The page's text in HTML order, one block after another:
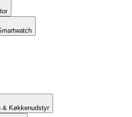
& Køkkenudstyr